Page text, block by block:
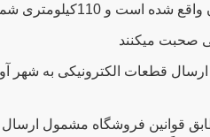
شمال شرقی قزوین قرار دارد.
صحبت میکنند
قطعات الکترونیکی به
قوانین فروشگاه مشمول ارسال